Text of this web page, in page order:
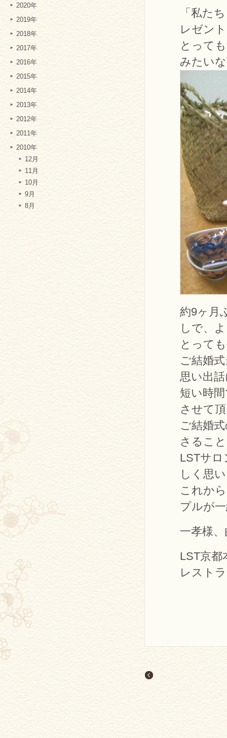
2020年
2019年
2018年
2017年
2016年
2015年
2014年
2013年
2012年
2011年
2010年
12月
11月
10月
9月
8月
「私た
レゼン
とって
みたい
約9ヶ月
しで、
とって
ご結婚
思い出
短い時
させて
ご結婚
さるこ
LSTサ
しく思
これか
プルが
一孝様
LST京都
レスト